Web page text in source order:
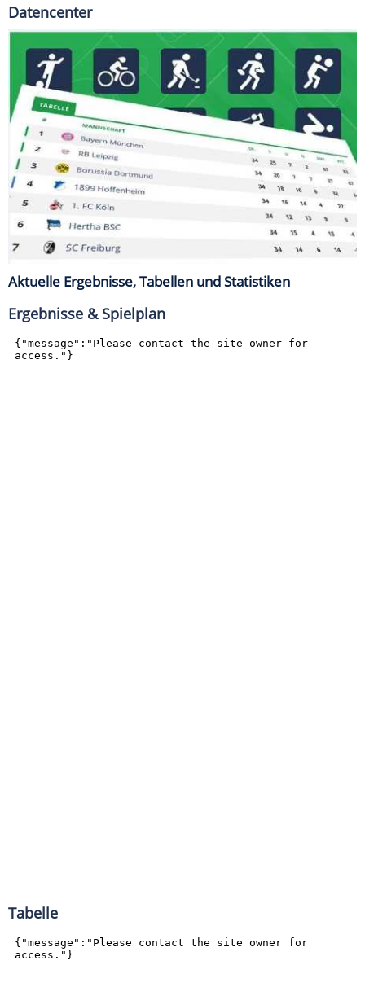
Datencenter
Aktuelle Ergebnisse, Tabellen und Statistiken
Ergebnisse & Spielplan
Tabelle